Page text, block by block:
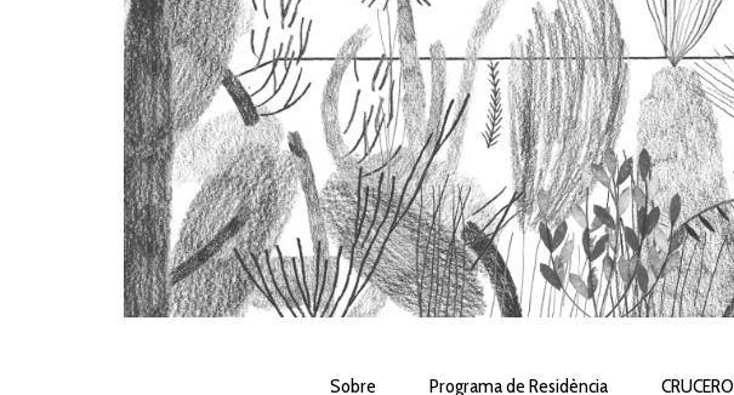
Sobre Programa de Residència CRUCERO